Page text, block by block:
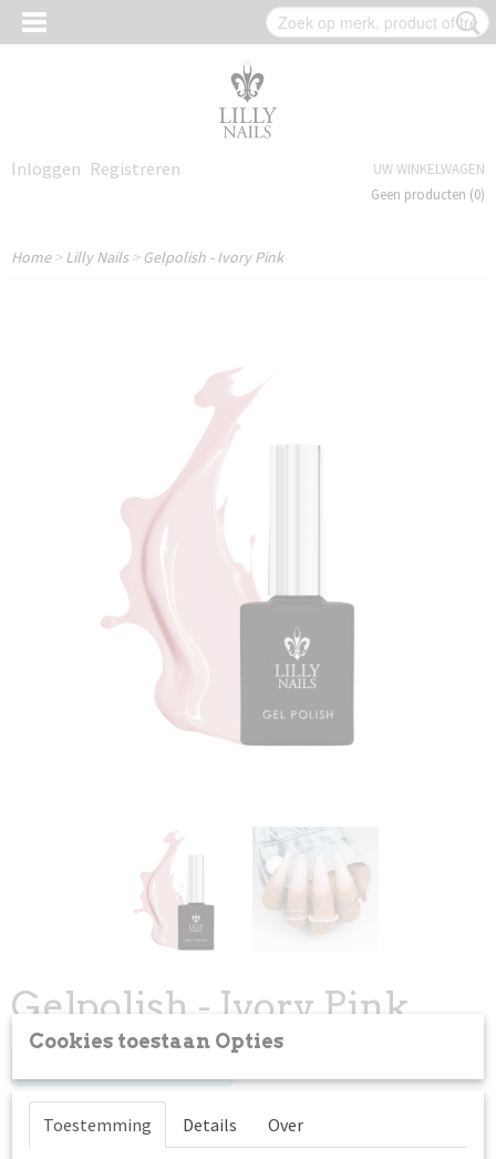
Inloggen Registreren
UW WINKELWAGEN
Geen producten (0)
Home>Lilly Nails> Gelpolish - Ivory Pink
Gelpolish - Ivory Pink
Op voorraad
Cookies toestaan Opties
Toestemming Details Over